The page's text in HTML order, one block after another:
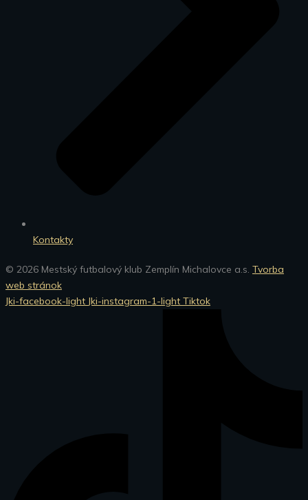
Kontakty
© 2026 Mestský futbalový klub Zemplín Michalovce a.s. Tvorba
web stránok
Jki-facebook-light Jki-instagram-1-light Tiktok